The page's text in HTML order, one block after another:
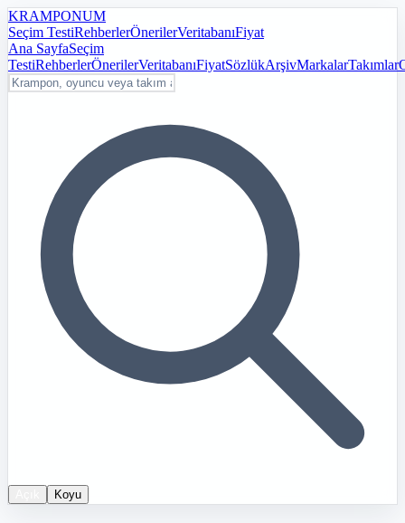
KRAMPONUM
Seçim TestiRehberlerÖnerilerVeritabanıFiyat
Ana SayfaSeçim
TestiRehberlerÖnerilerVeritabanıFiyatSözlükArşivMarkalarTakımlar
Koyu